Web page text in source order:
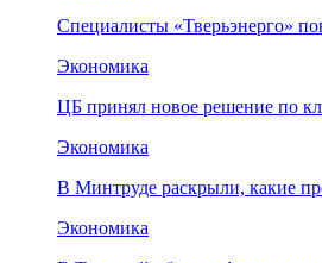
Специалисты «Тверьэнерго»
Экономика
ЦБ принял новое решение по
Экономика
В Минтруде раскрыли, какие
Экономика